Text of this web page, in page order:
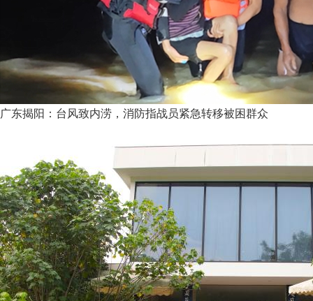
广东揭阳：台风致内涝，消防指战员紧急转移被困群众